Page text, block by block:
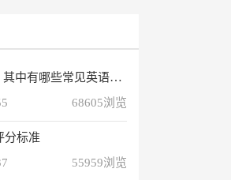
有哪些常见英语词汇？
68605浏览
分标准
55959浏览